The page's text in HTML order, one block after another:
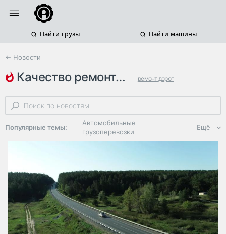
Найти грузы Найти машины
← Новости
качество ремонта дорог ремонт дорог
челябинская область м-7
Популярные темы:
Автомобильные
грузоперевозки
ЭДО, ИТ в
логистике
Дороги,
инфраструктура
Логистика, грузы
Ещё